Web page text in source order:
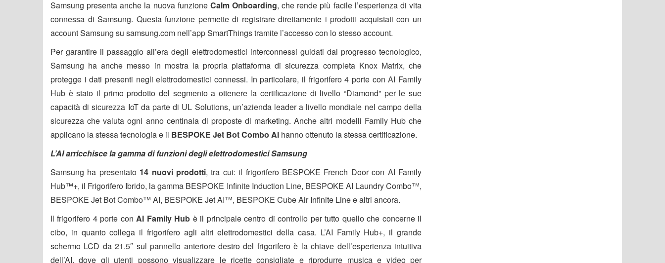
Samsung presenta anche la nuova funzione Calm Onboarding, che rende più facile l’esperienza di vita
connessa di Samsung. Questa funzione permette di registrare direttamente i prodotti acquistati con un
account Samsung su samsung.com nell’app SmartThings tramite l’accesso con lo stesso account.
Per garantire il passaggio all’era degli elettrodomestici interconnessi guidati dal progresso tecnologico,
Samsung ha anche messo in mostra la propria piattaforma di sicurezza completa Knox Matrix, che
protegge i dati presenti negli elettrodomestici connessi. In particolare, il frigorifero 4 porte con AI Family
Hub è stato il primo prodotto del segmento a ottenere la certificazione di livello “Diamond” per le sue
capacità di sicurezza IoT da parte di UL Solutions, un’azienda leader a livello mondiale nel campo della
sicurezza che valuta ogni anno centinaia di proposte di marketing. Anche altri modelli Family Hub che
applicano la stessa tecnologia e il BESPOKE Jet Bot Combo AI hanno ottenuto la stessa certificazione.
L’AI arricchisce la gamma di funzioni degli elettrodomestici Samsung
Samsung ha presentato 14 nuovi prodotti, tra cui: il frigorifero BESPOKE French Door con AI Family
Hub™+, il Frigorifero Ibrido, la gamma BESPOKE Infinite Induction Line, BESPOKE AI Laundry Combo™,
BESPOKE Jet Bot Combo™ AI, BESPOKE Jet AI™, BESPOKE Cube Air Infinite Line e altri ancora.
Il frigorifero 4 porte conAI Family Hub è il principale centro di controllo per tutto quello che concerne il
cibo, in quanto collega il frigorifero agli altri elettrodomestici della casa. L’AI Family Hub+, il grande
schermo LCD da 21.5″ sul pannello anteriore destro del frigorifero è la chiave dell’esperienza intuitiva
dell’AI, dove gli utenti possono visualizzare le ricette consigliate e riprodurre musica e video per